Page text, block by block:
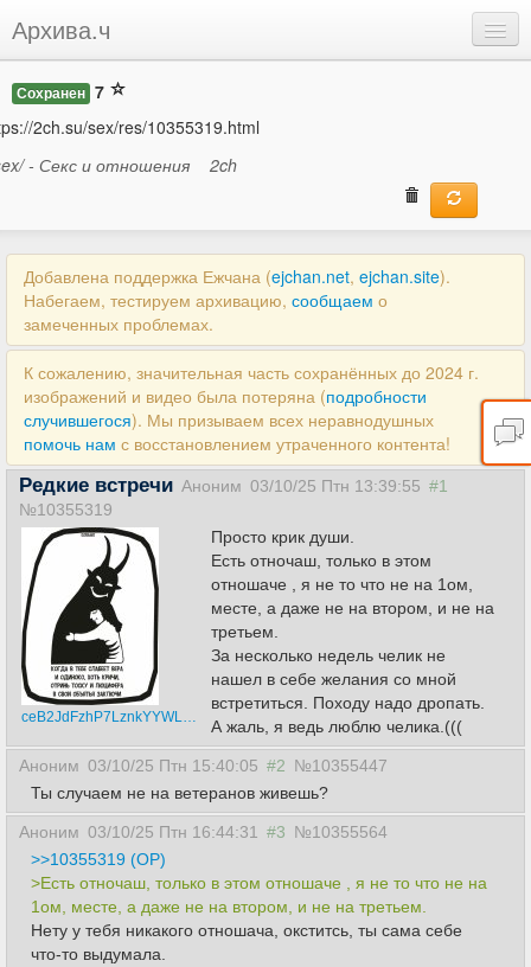
Архива.ч
Добавить
Войти
Сохранен 7
2ch.su/sex/res/10355319.html
- Секс и отношения
2ch
Добавлена поддержка Ежчана (ejchan.net, ejchan.site).
Набегаем, тестируем архивацию, сообщаем о
замеченных проблемах.
К сожалению, значительная часть сохранённых до 2024 г.
изображений и видео была потеряна (подробности
случившегося). Мы призываем всех неравнодушных
помочь нам с восстановлением утраченного контента!
Редкие встречи Аноним 03/10/25 Птн 13:39:55 #1
№10355319
ceB2JdFzhP7LznkYYWLLPyLFlFlPxcvawdKDe5sTo9dUma6Hq0CQTgVNJSZS9kfShbjUKOKH.jpg
Просто крик души.
Есть отночаш, только в этом
отношаче , я не то что не на 1ом,
месте, а даже не на втором, и не на
третьем.
За несколько недель челик не
нашел в себе желания со мной
встретиться. Походу надо дропать.
А жаль, я ведь люблю челика.(((
Аноним 03/10/25 Птн 15:40:05 #2 №10355447
Ты случаем не на ветеранов живешь?
Аноним 03/10/25 Птн 16:44:31 #3 №10355564
>>10355319 (OP)
>Есть отночаш, только в этом отношаче , я не то что не на
1ом, месте, а даже не на втором, и не на третьем.
Нету у тебя никакого отношача, окститсь, ты сама себе
что-то выдумала.